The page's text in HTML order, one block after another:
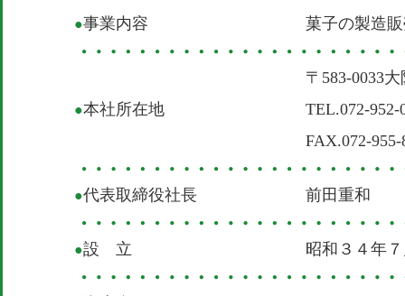
●事業内容 菓子の製造
●本社所在地
〒583-0033
TEL.072-952-
FAX.072-955-
●代表取締役社長 前田重和
●設 立 昭和３４年